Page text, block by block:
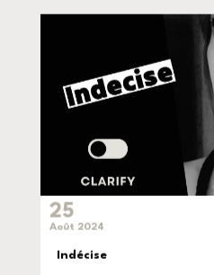
25
Août 2024
Indécise